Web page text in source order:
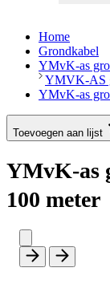
Home
Grondkabel
YMvK-as
YMVK-AS
YMvK-as
Toevoegen aan lijst
YMvK-as
100 meter